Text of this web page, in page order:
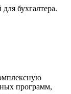
бухгалтера.
программ,